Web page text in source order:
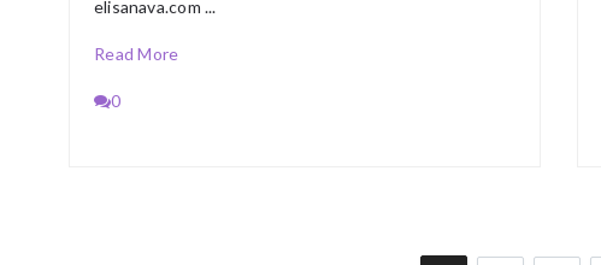
elisanava.com ...
Read More
0